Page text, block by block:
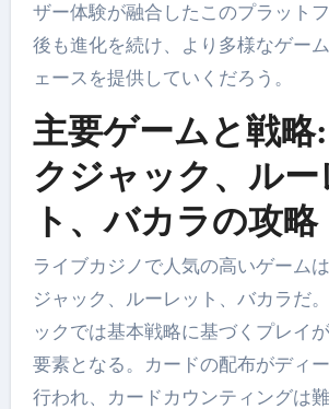
ザー体験が融合したこのプラット
後も進化を続け、より多様なゲー
ェースを提供していくだろう。
主要ゲームと戦略
クジャック、ルー
ト、バカラの攻略
ライブカジノで人気の高いゲーム
ジャック、ルーレット、バカラだ
ックでは基本戦略に基づくプレイ
要素となる。カードの配布がディ
行われ、カードカウンティングは